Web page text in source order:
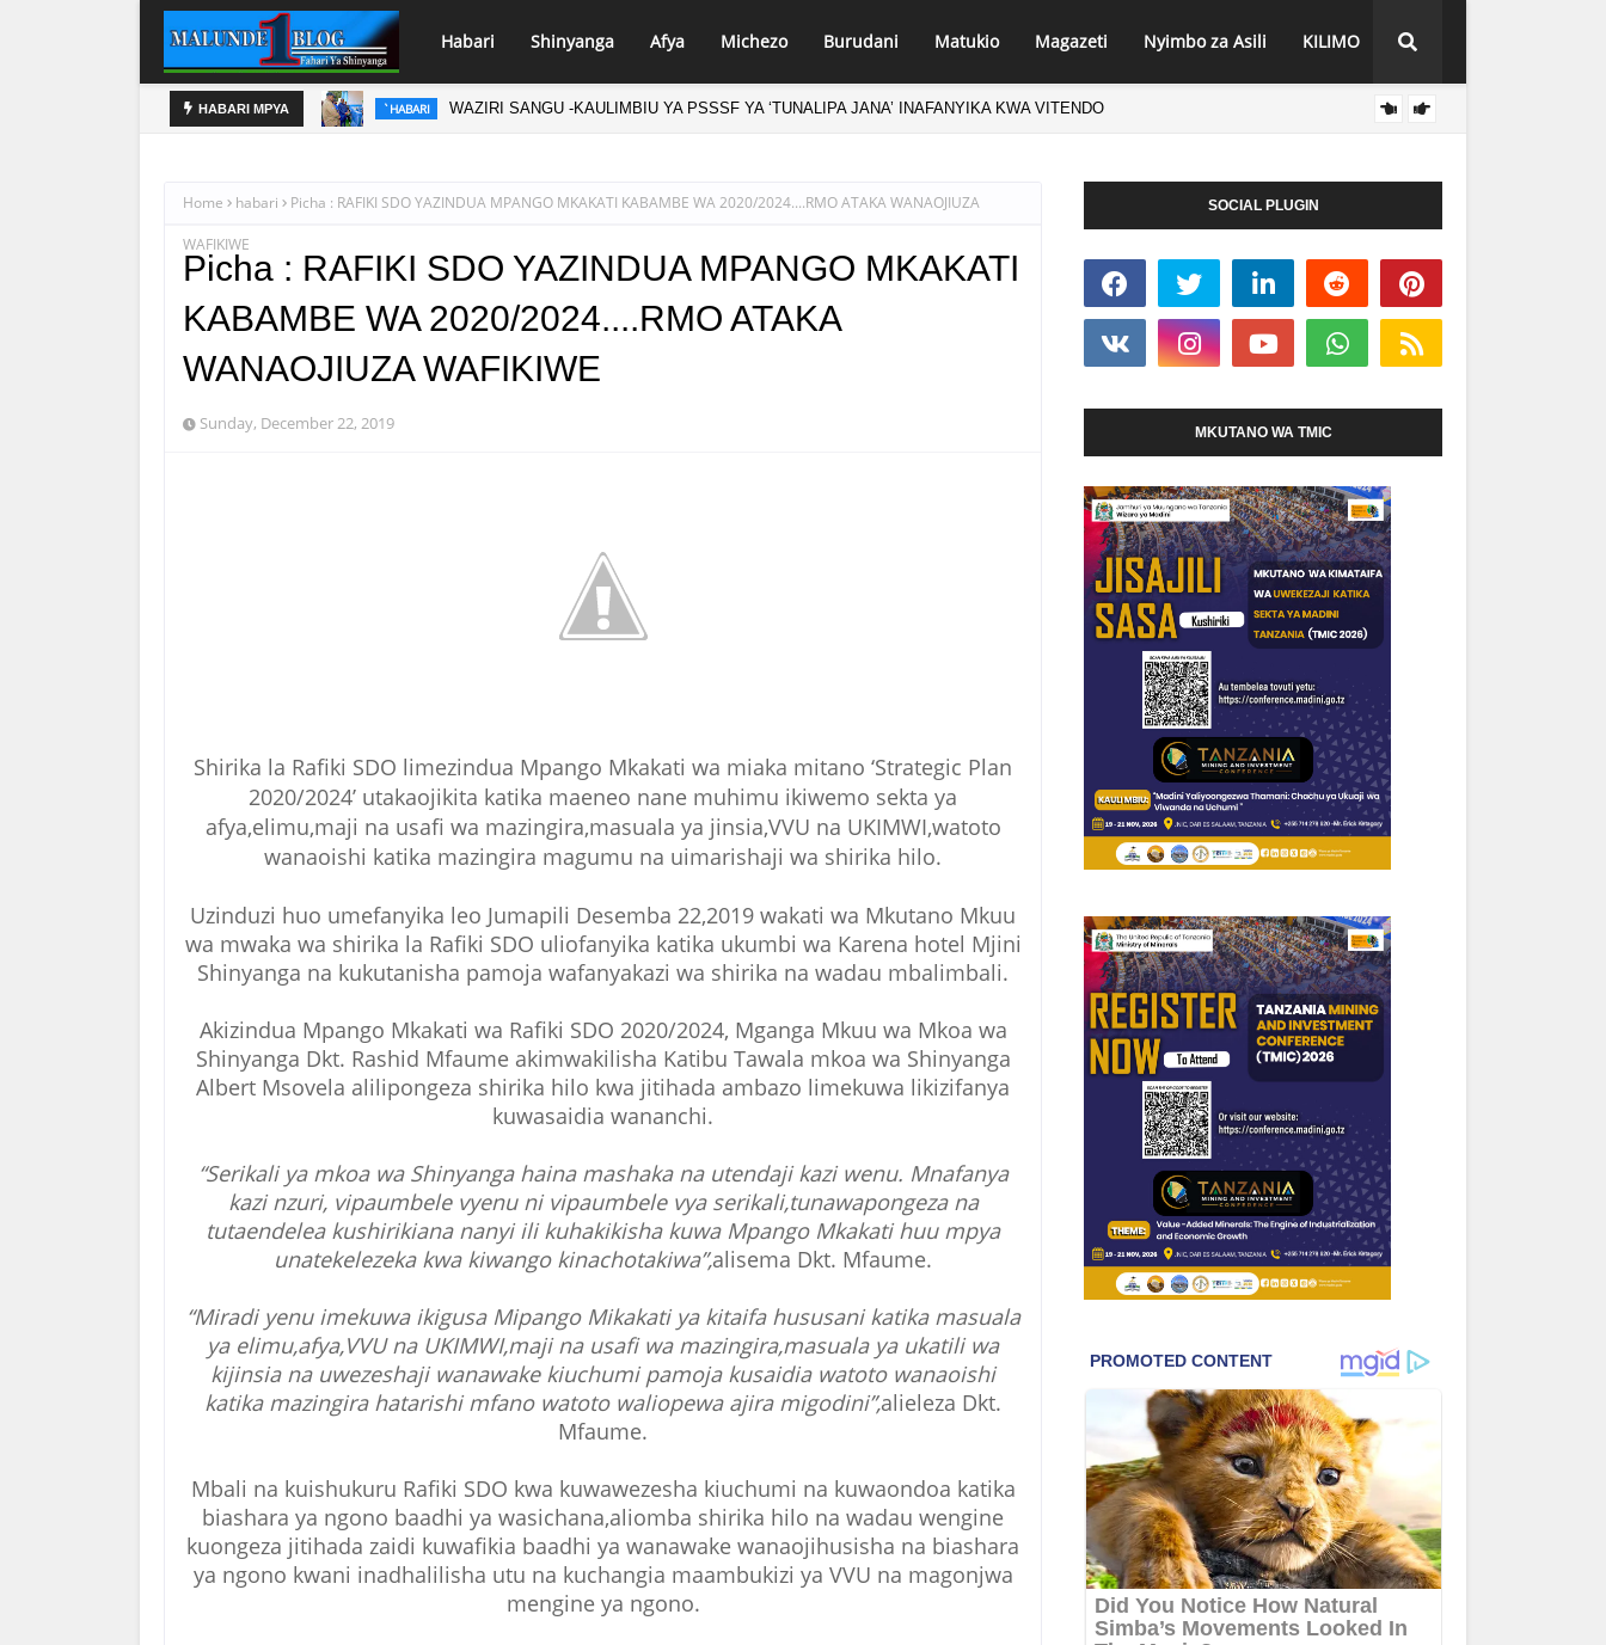
Habari Shinyanga Afya Michezo Burudani Matukio Magazeti Nyimbo za Asili KILIMO
HABARI MPYA `HABARI WAZIRI SANGU -KAULIMBIU YA PSSSF YA ‘TUNALIPA JANA’ INAFANYIKA KWA VITENDO
Home habari Picha : RAFIKI SDO YAZINDUA MPANGO MKAKATI KABAMBE WA 2020/2024....RMO ATAKA WANAOJIUZA
WAFIKIWE
Picha : RAFIKI SDO YAZINDUA MPANGO MKAKATI
KABAMBE WA 2020/2024....RMO ATAKA
WANAOJIUZA WAFIKIWE
Sunday, December 22, 2019
Shirika la Rafiki SDO limezindua Mpango Mkakati wa miaka mitano ‘Strategic Plan
2020/2024’ utakaojikita katika maeneo nane muhimu ikiwemo sekta ya
afya,elimu,maji na usafi wa mazingira,masuala ya jinsia,VVU na UKIMWI,watoto
wanaoishi katika mazingira magumu na uimarishaji wa shirika hilo.
Uzinduzi huo umefanyika leo Jumapili Desemba 22,2019 wakati wa Mkutano Mkuu
wa mwaka wa shirika la Rafiki SDO uliofanyika katika ukumbi wa Karena hotel Mjini
Shinyanga na kukutanisha pamoja wafanyakazi wa shirika na wadau mbalimbali.
Akizindua Mpango Mkakati wa Rafiki SDO 2020/2024, Mganga Mkuu wa Mkoa wa
Shinyanga Dkt. Rashid Mfaume akimwakilisha Katibu Tawala mkoa wa Shinyanga
Albert Msovela alilipongeza shirika hilo kwa jitihada ambazo limekuwa likizifanya
kuwasaidia wananchi.
“Serikali ya mkoa wa Shinyanga haina mashaka na utendaji kazi wenu. Mnafanya
kazi nzuri, vipaumbele vyenu ni vipaumbele vya serikali,tunawapongeza na
tutaendelea kushirikiana nanyi ili kuhakikisha kuwa Mpango Mkakati huu mpya
unatekelezeka kwa kiwango kinachotakiwa”,alisema Dkt. Mfaume.
“Miradi yenu imekuwa ikigusa Mipango Mikakati ya kitaifa hususani katika masuala
ya elimu,afya,VVU na UKIMWI,maji na usafi wa mazingira,masuala ya ukatili wa
kijinsia na uwezeshaji wanawake kiuchumi pamoja kusaidia watoto wanaoishi
katika mazingira hatarishi mfano watoto waliopewa ajira migodini”,alieleza Dkt.
Mfaume.
Mbali na kuishukuru Rafiki SDO kwa kuwawezesha kiuchumi na kuwaondoa katika
biashara ya ngono baadhi ya wasichana,aliomba shirika hilo na wadau wengine
kuongeza jitihada zaidi kuwafikia baadhi ya wanawake wanaojihusisha na biashara
ya ngono kwani inadhalilisha utu na kuchangia maambukizi ya VVU na magonjwa
mengine ya ngono.
SOCIAL PLUGIN
MKUTANO WA TMIC